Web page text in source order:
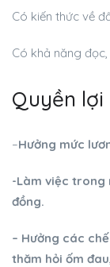
Có kiến thức về
Có khả năng
Quyền lợi
–Hưởng mức
-Làm việc trong
đồng.
– Hưởng các
thăm hỏi ốm